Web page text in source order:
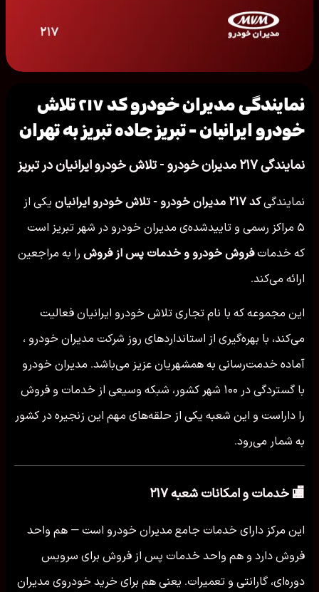
نمایندگی مدیران خودرو کد ۲۱۷ تلاش
خودرو ایرانیان - تبریز جاده تبریز به تهران
نمایندگی ۲۱۷ مدیران خودرو - تلاش خودرو ایرانیان در تبریز
نمایندگیکد ۲۱۷ مدیران خودرو - تلاش خودرو ایرانیان
یکی از
۵ مراکز رسمی و تاییدشده‌ی مدیران خودرو در شهر تبریز است
که خدماتفروش خودرو و خدمات پس از فروش را به مراجعین
ارائه می‌کند.
این مجموعه که با نام تجاری تلاش خودرو ایرانیان فعالیت
می‌کند، با بهره‌گیری از استانداردهای روز شرکت مدیران خودرو ،
آماده خدمت‌رسانی به همشهریان عزیز می‌باشد. مدیران خودرو
با گستردگی در ۱۰۰ شهر کشور، شبکه وسیعی از خدمات و فروش
را داراست و این شعبه یکی از حلقه‌های مهم این زنجیره در کشور
به شمار می‌رود.
🏬 خدمات و امکانات شعبه ۲۱۷
این مرکز دارای خدمات جامع مدیران خودرو است — هم واحد
فروش دارد و هم واحد خدمات پس از فروش برای سرویس
دوره‌ای، گارانتی و تعمیرات. یعنی هم برای خرید خودروی مدیران